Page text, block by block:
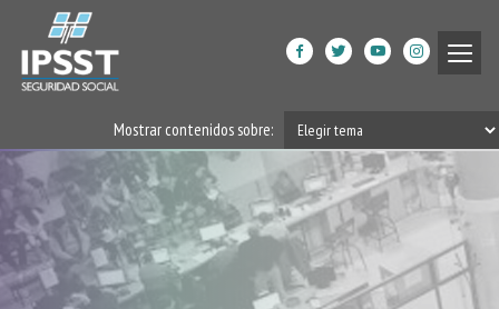
Institucional
Prestaciones de Salud
Acción Social
Beneficiarios
Mostrar contenidos sobre: